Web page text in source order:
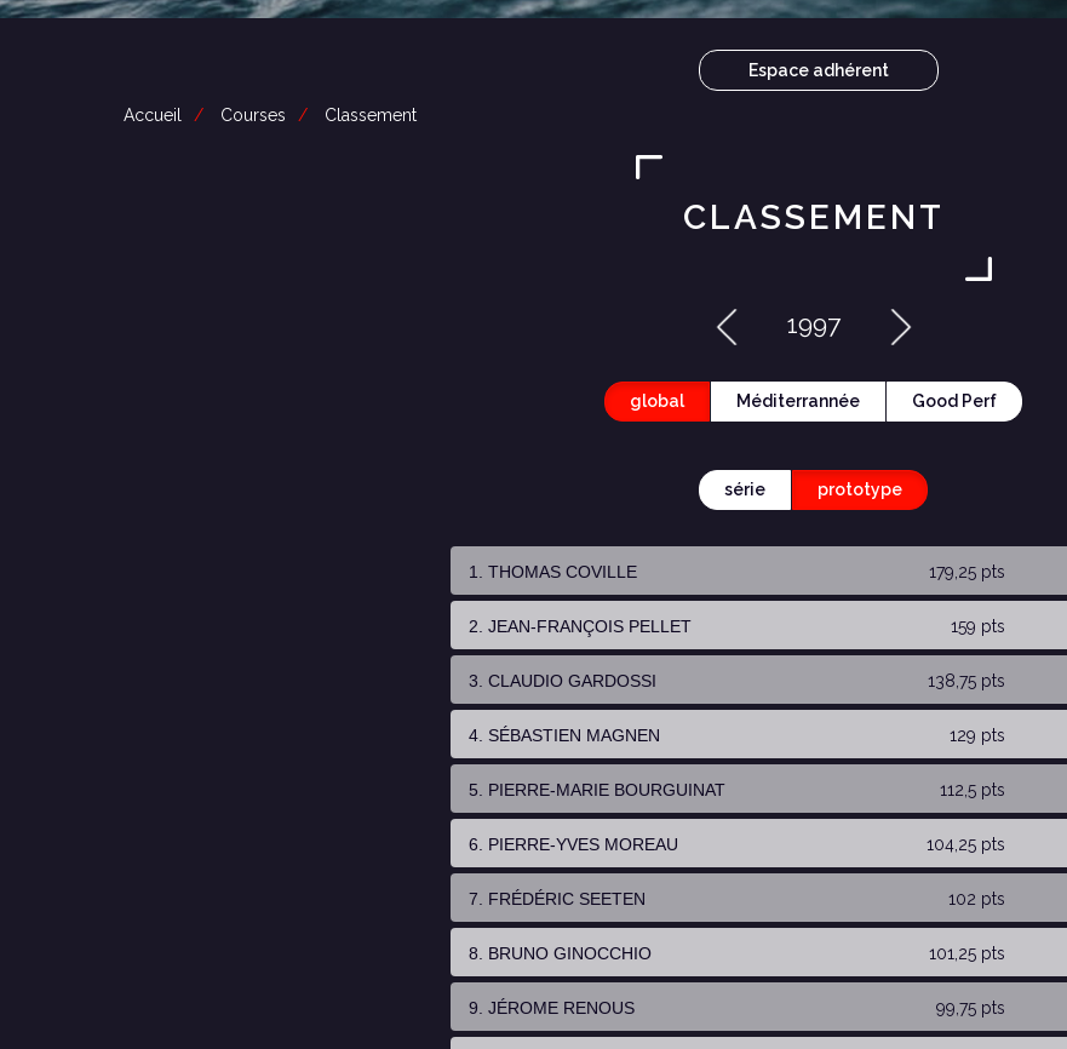
Espace adhérent
Accueil Courses Classement
CLASSEMENT
1997
global Méditerrannée Good Perf
série prototype
1. THOMAS COVILLE 179,25 pts
2. JEAN-FRANÇOIS PELLET 159 pts
3. CLAUDIO GARDOSSI 138,75 pts
4. SÉBASTIEN MAGNEN 129 pts
5. PIERRE-MARIE BOURGUINAT 112,5 pts
6. PIERRE-YVES MOREAU 104,25 pts
7. FRÉDÉRIC SEETEN 102 pts
8. BRUNO GINOCCHIO 101,25 pts
9. JÉROME RENOUS 99,75 pts